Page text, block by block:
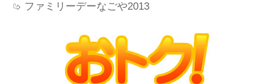
ファミリーデーなごや2013